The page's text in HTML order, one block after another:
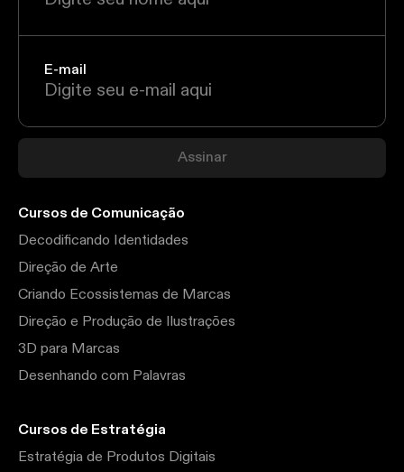
E-mail
Assinar
Cursos de Comunicação
Decodificando Identidades
Direção de Arte
Criando Ecossistemas de Marcas
Direção e Produção de Ilustrações
3D para Marcas
Desenhando com Palavras
Cursos de Estratégia
Estratégia de Produtos Digitais